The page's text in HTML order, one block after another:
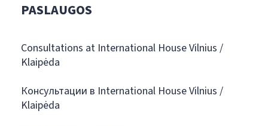
PASLAUGOS
Consultations at International House Vilnius /
Klaipėda
Консультации в International House Vilnius /
Klaipėda